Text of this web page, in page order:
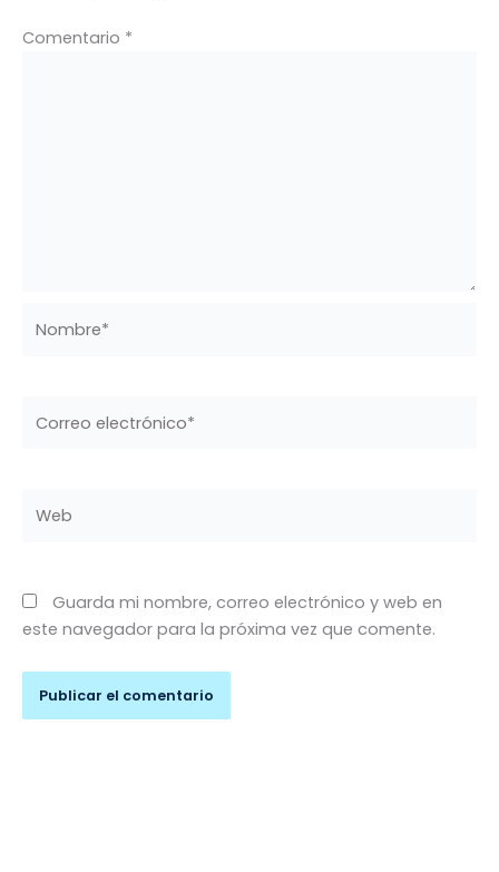
Comentario *
electrónico*
Guarda mi nombre, correo electrónico y web en
este navegador para la próxima vez que comente.